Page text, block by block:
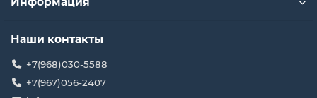
Наши контакты
+7(968)030-5588
+7(967)056-2407